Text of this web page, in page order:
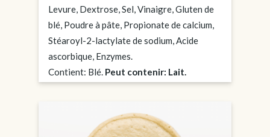
Levure, Dextrose, Sel, Vinaigre, Gluten de
blé, Poudre à pâte, Propionate de calcium,
Stéaroyl-2-lactylate de sodium, Acide
ascorbique, Enzymes.
Contient: Blé. Peut contenir: Lait.